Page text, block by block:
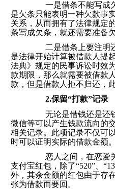
一是借条不能写成欠
是欠条只能表明一种欠款事
关系，从而拥有了法律规定
条写成欠条，就还需要准备
二是借条上要注明还
是法律开始计算被借款人提
法典》规定的民事诉讼时效
款期限，那么就需要被借款
款，但是借款人拒不归还，
2.保留“打款”记录
无论是借钱还是还钱
微信等可以产生钱款流向的
相关记录。此项记录不仅可
时可以证明实际的借款金额。
恋人之间，在恋爱关
支付宝红包，除了“520”、
外，其余金额的红包由于存
张为借款而要回。